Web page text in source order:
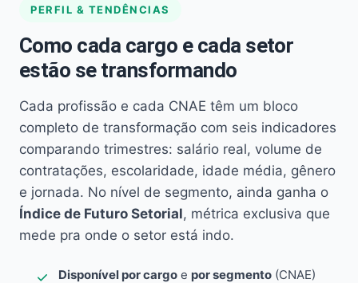
PERFIL & TENDÊNCIAS
Como cada cargo e cada setor
estão se transformando
Cada profissão e cada CNAE têm um bloco
completo de transformação com seis indicadores
comparando trimestres: salário real, volume de
contratações, escolaridade, idade média, gênero
e jornada. No nível de segmento, ainda ganha o
Índice de Futuro Setorial, métrica exclusiva que
mede pra onde o setor está indo.
Disponível por cargo e por segmento (CNAE)